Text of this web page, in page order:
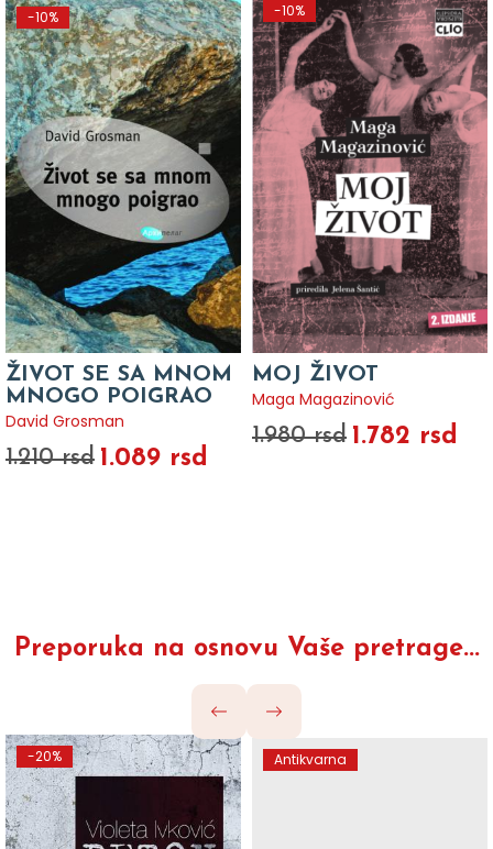
-10%
ŽIVOT SE SA MNOM
MNOGO POIGRAO
David Grosman
1.210 rsd 1.089 rsd
-10%
MOJ ŽIVOT
Maga Magazinović
1.980 rsd 1.782 rsd
Preporuka na osnovu Vaše pretrage...
-20% Antikvarna